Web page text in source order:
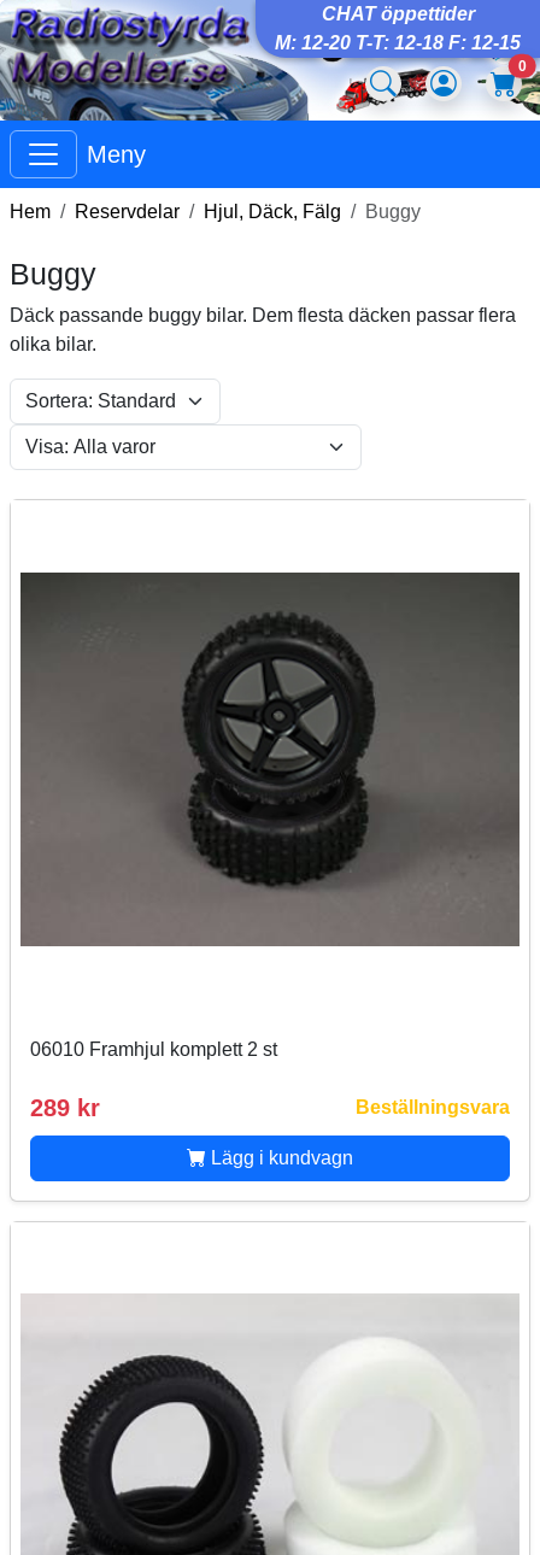
CHAT öppettider
M: 12-20 T-T: 12-18 F: 12-15
0
Meny
Hem Reservdelar Hjul, Däck, Fälg Buggy
Buggy
Däck passande buggy bilar. Dem flesta däcken passar flera
olika bilar.
06010 Framhjul komplett 2 st
289 kr Beställningsvara
Lägg i kundvagn